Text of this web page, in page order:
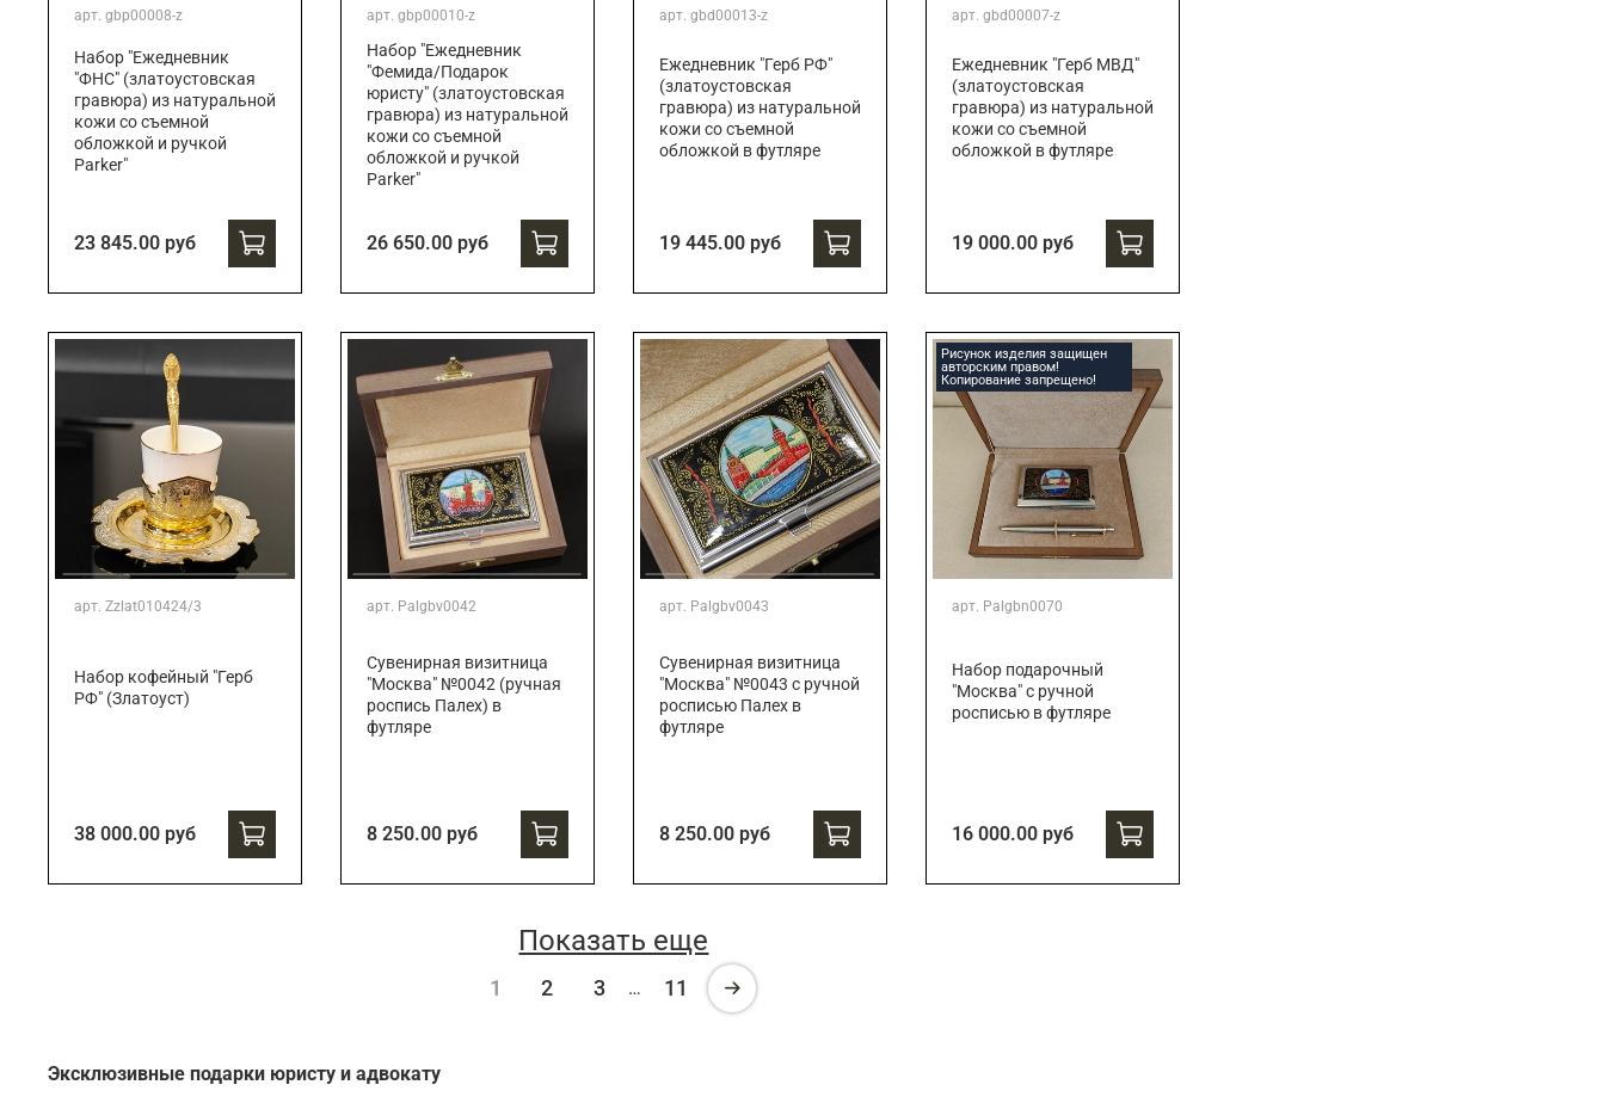
арт. gbp00008-z
Набор "Ежедневник
"ФНС" (златоустовская
гравюра) из натуральной
кожи со съемной
обложкой и ручкой
Parker"
23 845.00 руб
арт. gbp00010-z
Набор "Ежедневник
"Фемида/Подарок
юристу" (златоустовская
гравюра) из натуральной
кожи со съемной
обложкой и ручкой
Parker"
26 650.00 руб
арт. gbd00013-z
Ежедневник "Герб РФ"
(златоустовская
гравюра) из натуральной
кожи со съемной
обложкой в футляре
19 445.00 руб
арт. gbd00007-z
Ежедневник "Герб МВД"
(златоустовская
гравюра) из натуральной
кожи со съемной
обложкой в футляре
19 000.00 руб
арт. Zzlat010424/3
Набор кофейный "Герб
РФ" (Златоуст)
38 000.00 руб
арт. Palgbv0042
Сувенирная визитница
"Москва" №0042 (ручная
роспись Палех) в
футляре
8 250.00 руб
арт. Palgbv0043
Сувенирная визитница
"Москва" №0043 с ручной
росписью Палех в
футляре
8 250.00 руб
Рисунок изделия защищен
авторским правом!
Копирование запрещено!
арт. Palgbn0070
Набор подарочный
"Москва" с ручной
росписью в футляре
16 000.00 руб
Показать еще
1 2 3 … 11
Эксклюзивные подарки юристу и адвокату